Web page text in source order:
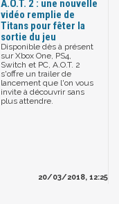
A.O.T. 2 : une nouvelle
vidéo remplie de
Titans pour fêter la
sortie du jeu
Disponible dès à présent
sur Xbox One, PS4,
Switch et PC, A.O.T. 2
s'offre un trailer de
lancement que l'on vous
invite à découvrir sans
plus attendre.
20/03/2018, 12:25